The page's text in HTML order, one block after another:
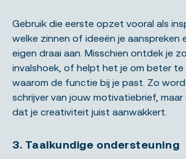
Gebruik die eerste opzet vooral als
welke zinnen of ideeën je aanspreken
eigen draai aan. Misschien ontdek je
invalshoek, of helpt het je om beter te
waarom de functie bij je past. Zo
schrijver van jouw motivatiebrief, maar
dat je creativiteit juist aanwakkert.
3. Taalkundige ondersteuning